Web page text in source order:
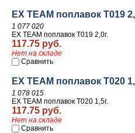
EX TEAM поплавок T019
1 077 020
EX TEAM поплавок T019 2,0г.
117.75 руб.
Нет на складе
Сравнить
EX TEAM поплавок T020
1 078 015
EX TEAM поплавок T020 1,5г.
117.75 руб.
Нет на складе
Сравнить